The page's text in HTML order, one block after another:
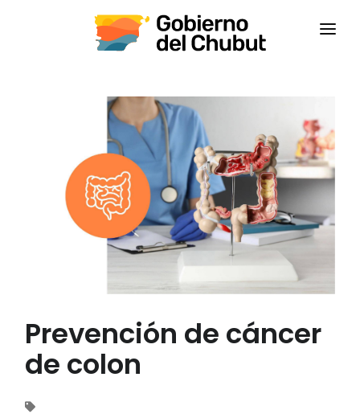
INSTITUCIONAL
CAPACITACIONES
CONTACTANOS
CAMPUS VIRTUAL
Prevención de cáncer
de colon